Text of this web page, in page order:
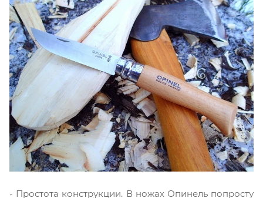
- Простота конструкции. В ножах Опинель попросту